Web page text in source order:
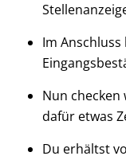
Im
Nun checken
dafür etwas
Du erhältst